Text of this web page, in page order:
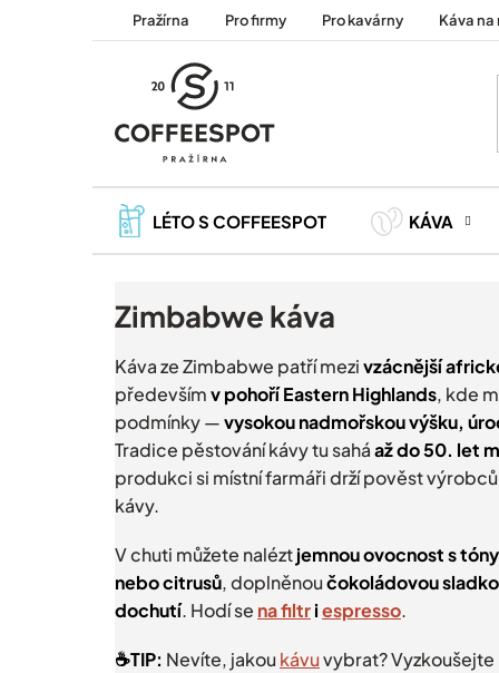
Pražírna Pro firmy Pro kavárny Káva na
LÉTO S COFFEESPOT KÁVA
Zimbabwe káva
Káva ze Zimbabwe patří mezivzácnější
předevšímv pohoří Eastern Highlands, kde
podmínky —vysokou nadmořskou výšku,
Tradice pěstování kávy tu saháaž do 50. let
produkci si místní farmáři drží pověst
kávy.
V chuti můžete naléztjemnou ovocnost s
nebo citrusů, doplněnoučokoládovou
dochutí. Hodí se na filtriespresso.
☕️TIP: Nevíte, jakoukávuvybrat? Vyzkoušejte